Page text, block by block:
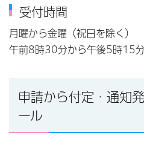
受付時間
月曜から金曜（祝日を除く）
午前8時30分から午後5時15
申請から付定・通知
ール